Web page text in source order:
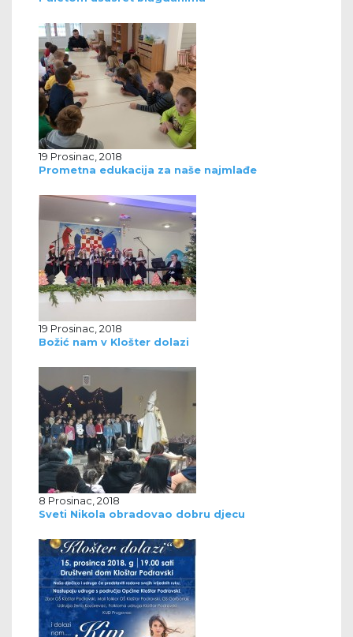
19 Prosinac, 2018
Prometna edukacija za naše najmlađe
19 Prosinac, 2018
Božić nam v Klošter dolazi
8 Prosinac, 2018
Sveti Nikola obradovao dobru djecu